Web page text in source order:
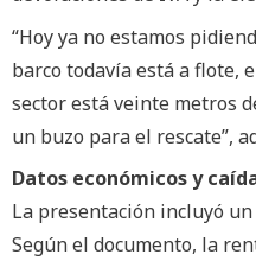
“Hoy ya no estamos
barco todavía está a flote,
sector está veinte metros
un buzo para el rescate”,
Datos económicos y
La presentación incluyó
Según el documento, la